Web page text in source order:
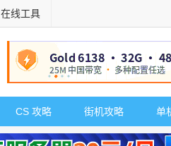
在线工具
CS 攻略 街机攻略 单